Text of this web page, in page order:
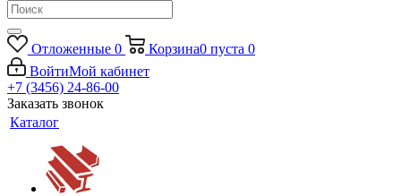
Отложенные 0 Корзина0 пуста 0
ВойтиМой кабинет
+7 (3456) 24-86-00
Заказать звонок
Каталог